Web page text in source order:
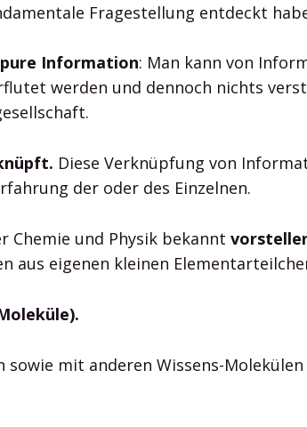
Fragestellung entdeckt
Information: Man kann von
werden und dennoch nichts
Diese Verknüpfung von
der oder des Einzelnen.
Chemie und Physik bekannt
eigenen kleinen
mit anderen Wissens-